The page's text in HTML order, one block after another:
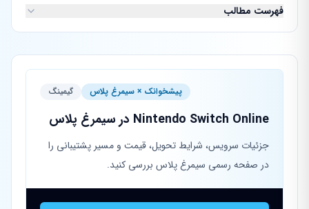
فهرست مطالب
پیشخوانک × سیمرغ پلاس گیمینگ
Nintendo Switch Online در سیمرغ پلاس
جزئیات سرویس، شرایط تحویل، قیمت و مسیر پشتیبانی را
در صفحه رسمی سیمرغ پلاس بررسی کنید.